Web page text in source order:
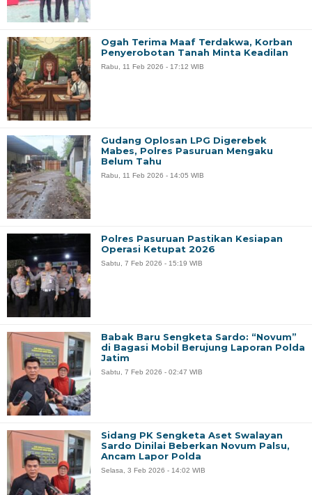
Ogah Terima Maaf Terdakwa, Korban
Penyerobotan Tanah Minta Keadilan
Rabu, 11 Feb 2026 - 17:12 WIB
Gudang Oplosan LPG Digerebek
Mabes, Polres Pasuruan Mengaku
Belum Tahu
Rabu, 11 Feb 2026 - 14:05 WIB
Polres Pasuruan Pastikan Kesiapan
Operasi Ketupat 2026
Sabtu, 7 Feb 2026 - 15:19 WIB
Babak Baru Sengketa Sardo: “Novum”
di Bagasi Mobil Berujung Laporan Polda
Jatim
Sabtu, 7 Feb 2026 - 02:47 WIB
Sidang PK Sengketa Aset Swalayan
Sardo Dinilai Beberkan Novum Palsu,
Ancam Lapor Polda
Selasa, 3 Feb 2026 - 14:02 WIB